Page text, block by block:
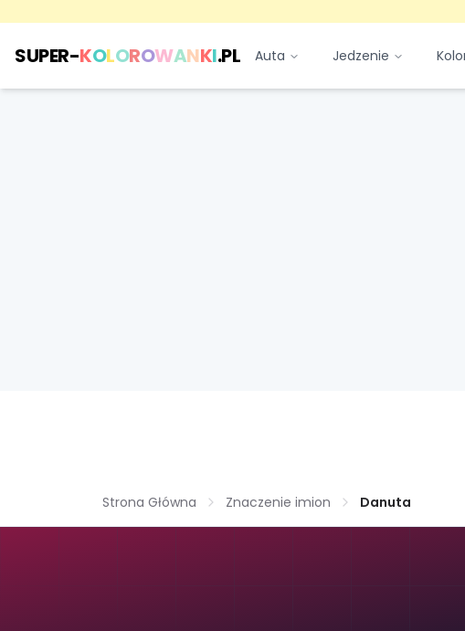
SUPER-KOLOROWANKI.PL Auta Jedzenie
Strona Główna Znaczenie imion Danuta